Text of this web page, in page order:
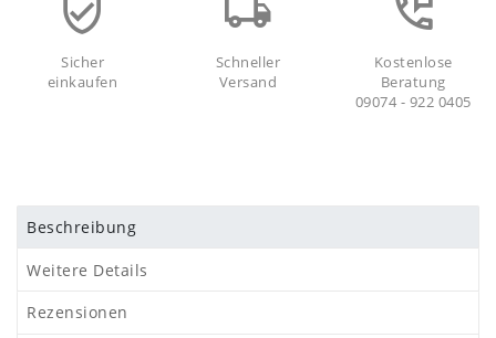
Sicher
einkaufen
Schneller
Versand
Kostenlose
Beratung
09074 - 922 0405
Beschreibung
Weitere Details
Rezensionen